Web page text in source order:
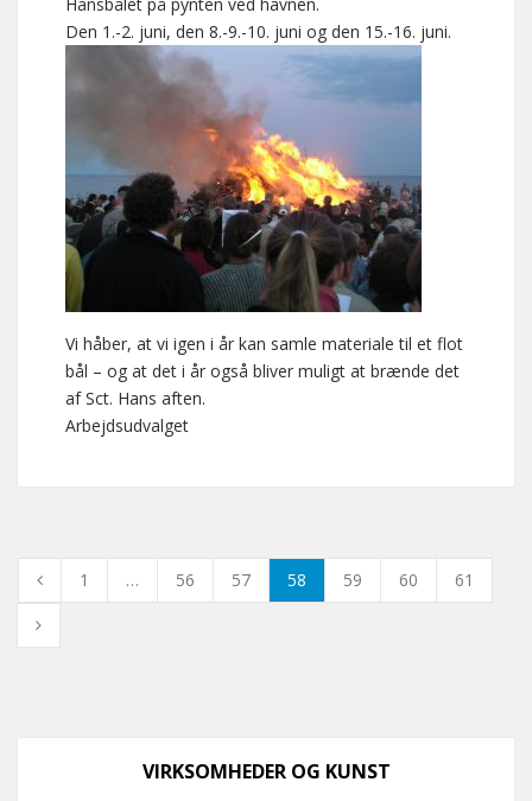
Den 1.-2. juni, den 8.-9.-10. juni og den 15.-16. juni.
Vi håber, at vi igen i år kan samle materiale til et flot
bål – og at det i år også bliver muligt at brænde det
af Sct. Hans aften.
Arbejdsudvalget
1 … 56 57 58 59 60 61
VIRKSOMHEDER OG KUNST